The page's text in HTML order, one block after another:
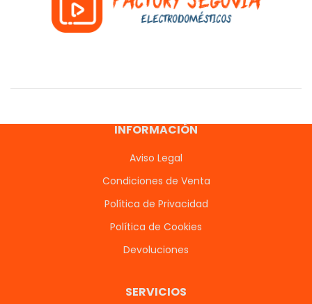
INFORMACIÓN
Aviso Legal
Condiciones de Venta
Política de Privacidad
Política de Cookies
Devoluciones
SERVICIOS